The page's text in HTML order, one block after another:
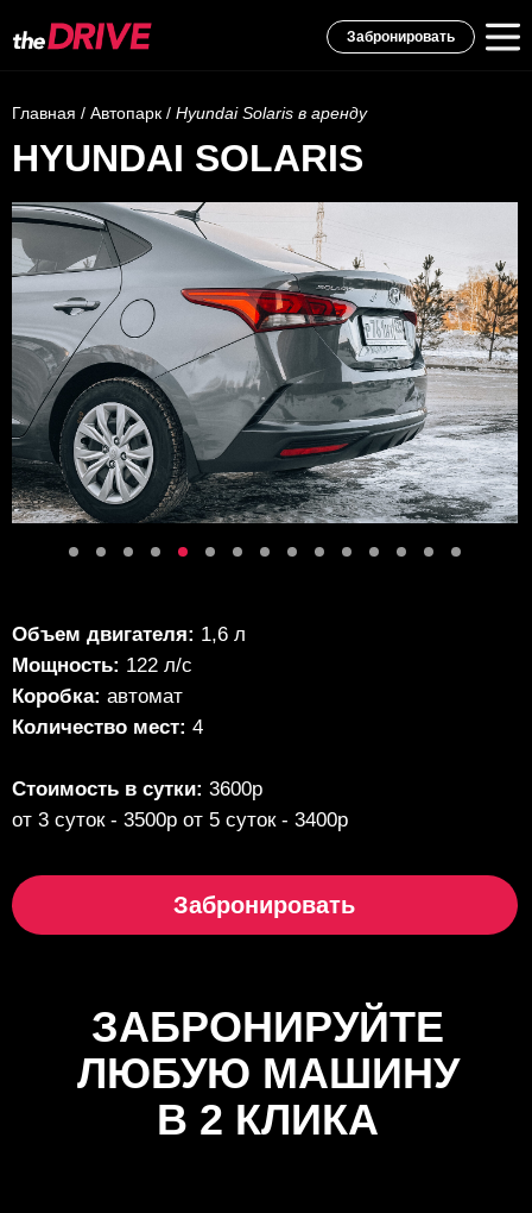
Забронировать
HYUNDAI SOLARIS
Объем двигателя: 1,6 л
Мощность: 122 л/с
Коробка: автомат
Количество мест: 4
Стоимость в сутки: 3600р
от 3 суток - 3500р от 5 суток - 3400р
Забронировать
Главная / Автопарк / Hyundai Solaris в аренду
ЗАБРОНИРУЙТЕ
ЛЮБУЮ МАШИНУ
В 2 КЛИКА